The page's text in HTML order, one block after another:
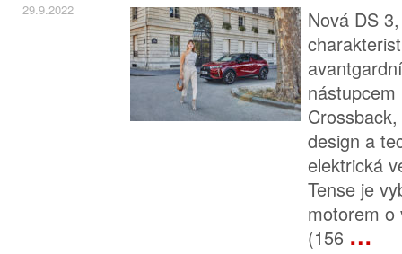
29.9.2022
Nová DS
design a
elektrická
Tense je
motorem o
(156 …